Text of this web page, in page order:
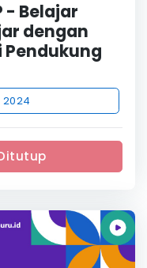
- Belajar
dengan
Pendukung
2024